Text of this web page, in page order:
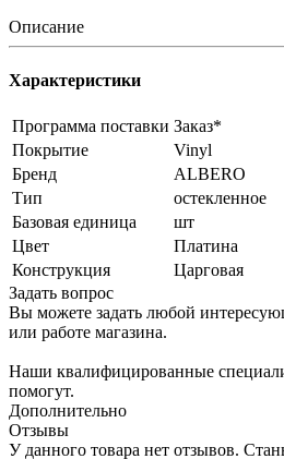
Описание
Характеристики
Программа поставки Заказ*
Покрытие
Vinyl
Бренд
ALBERO
Тип
остекленное
Базовая единица
шт
Цвет
Платина
Конструкция
Царговая
Задать вопрос
Вы можете задать любой
или работе магазина.
Наши квалифицированные
помогут.
Дополнительно
Отзывы
У данного товара нет отзывов.